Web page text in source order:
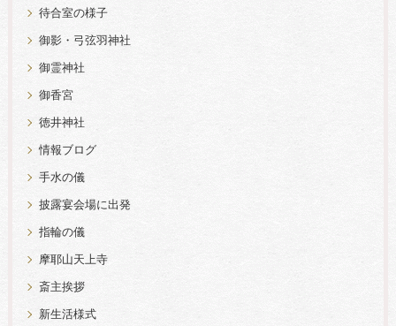
待合室の様子
御影・弓弦羽神社
御霊神社
御香宮
徳井神社
情報ブログ
手水の儀
披露宴会場に出発
指輪の儀
摩耶山天上寺
斎主挨拶
新生活様式